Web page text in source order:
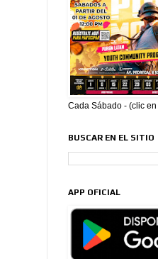
Cada Sábado - (clic
BUSCAR EN EL SITIO
APP OFICIAL